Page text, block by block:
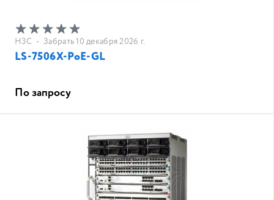
H3C • Забрать 10 декабря 2026 г.
LS-7506X-PoE-GL
По запросу